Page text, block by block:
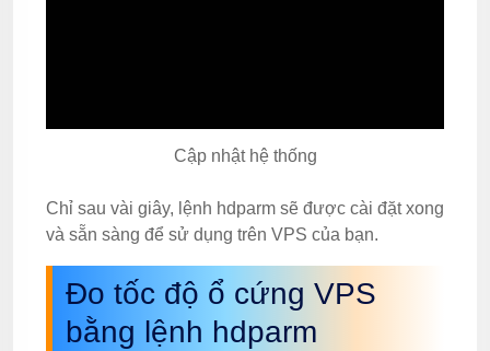
Cập nhật hệ thống
Chỉ sau vài giây, lệnh hdparm sẽ được cài đặt xong
và sẵn sàng để sử dụng trên VPS của bạn.
Đo tốc độ ổ cứng VPS
bằng lệnh hdparm